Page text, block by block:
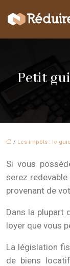
Petit
/ Les impôts : le
Si vous
serez
provenant de
Dans la plupart
loyer que vous
La législation
de biens